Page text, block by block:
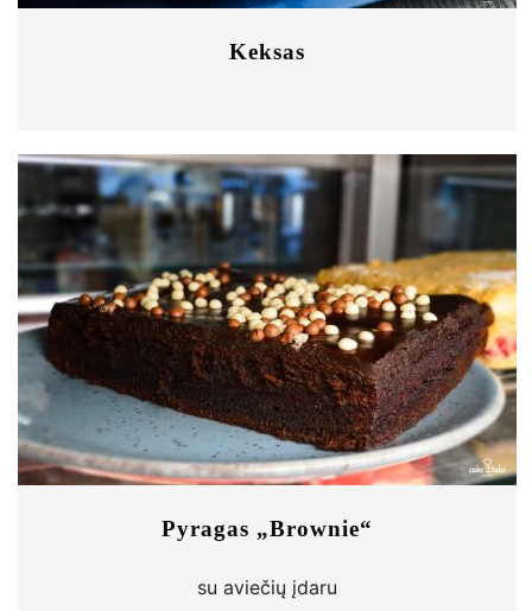
Keksas
Pyragas „Brownie“
su aviečių įdaru